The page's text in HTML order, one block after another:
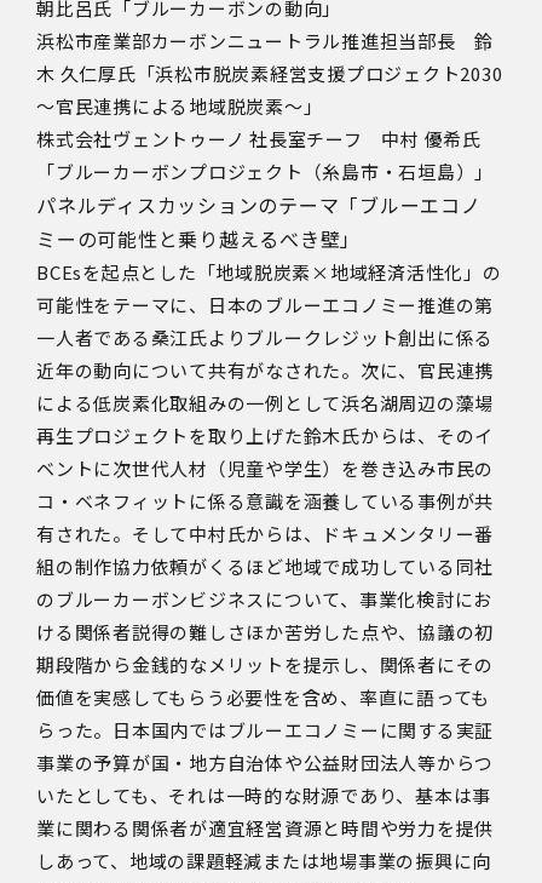
朝比呂氏「ブルーカーボンの動向」
浜松市産業部カーボンニュートラル推進担当部長 鈴
木 久仁厚氏「浜松市脱炭素経営支援プロジェクト2030
～官民連携による地域脱炭素～」
株式会社ヴェントゥーノ 社長室チーフ 中村 優希氏
「ブルーカーボンプロジェクト（糸島市・石垣島）」
パネルディスカッションのテーマ「ブルーエコノ
ミーの可能性と乗り越えるべき壁」
BCEsを起点とした「地域脱炭素×地域経済活性化」の
可能性をテーマに、日本のブルーエコノミー推進の第
一人者である桑江氏よりブルークレジット創出に係る
近年の動向について共有がなされた。次に、官民連携
による低炭素化取組みの一例として浜名湖周辺の藻場
再生プロジェクトを取り上げた鈴木氏からは、そのイ
ベントに次世代人材（児童や学生）を巻き込み市民の
コ・ベネフィットに係る意識を涵養している事例が共
有された。そして中村氏からは、ドキュメンタリー番
組の制作協力依頼がくるほど地域で成功している同社
のブルーカーボンビジネスについて、事業化検討にお
ける関係者説得の難しさほか苦労した点や、協議の初
期段階から金銭的なメリットを提示し、関係者にその
価値を実感してもらう必要性を含め、率直に語っても
らった。日本国内ではブルーエコノミーに関する実証
事業の予算が国・地方自治体や公益財団法人等からつ
いたとしても、それは一時的な財源であり、基本は事
業に関わる関係者が適宜経営資源と時間や労力を提供
しあって、地域の課題軽減または地場事業の振興に向